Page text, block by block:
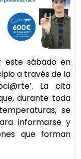
este sábado en
a través de la
La cita
durante toda
se
informarse y
que forman